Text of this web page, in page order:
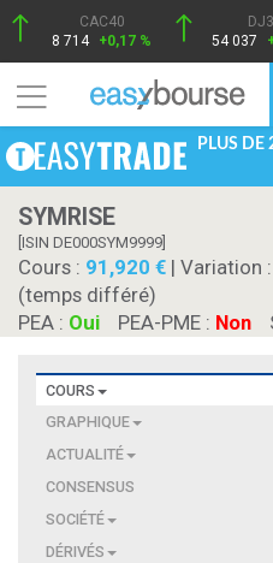
CAC40
8 714 +0,17 %
54 037
PLUS DE
SYMRISE
[ISIN DE000SYM9999]
Cours : 91,920 | Variation :
(temps différé)
PEA : Oui PEA-PME : Non
COURS
GRAPHIQUE
ACTUALITÉ
CONSENSUS
SOCIÉTÉ
DÉRIVÉS